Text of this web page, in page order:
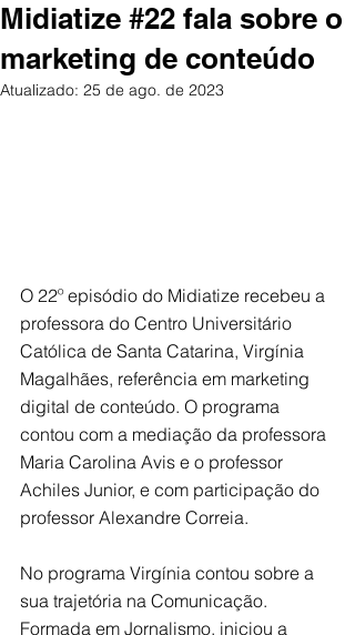
Midiatize #22 fala sobre o
marketing de conteúdo
Atualizado: 25 de ago. de 2023
O 22º episódio do Midiatize recebeu a
professora do Centro Universitário
Católica de Santa Catarina, Virgínia
Magalhães, referência em marketing
digital de conteúdo. O programa
contou com a mediação da professora
Maria Carolina Avis e o professor
Achiles Junior, e com participação do
professor Alexandre Correia.
No programa Virgínia contou sobre a
sua trajetória na Comunicação.
Formada em Jornalismo, iniciou a